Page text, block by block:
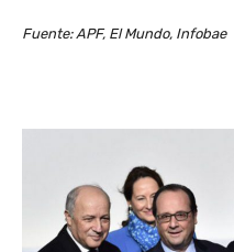
Fuente: APF, El Mundo, Infobae